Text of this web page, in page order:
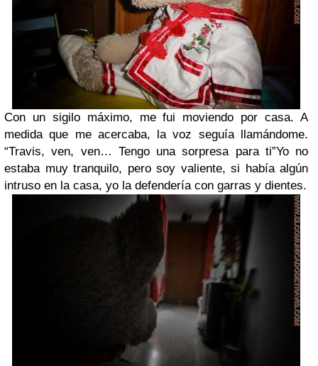
Con un sigilo máximo, me fui moviendo por casa. A
medida que me acercaba, la voz seguía llamándome.
“Travis, ven, ven… Tengo una sorpresa para ti”Yo no
estaba muy tranquilo, pero soy valiente, si había algún
intruso en la casa, yo la defendería con garras y dientes.